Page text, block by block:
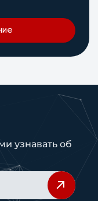
узнавать об